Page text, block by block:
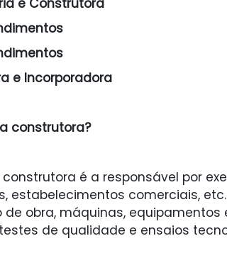
e Incorporadora
construtora?
construtora é a responsável por
estabelecimentos comerciais,
obra, máquinas,
de qualidade e ensaios